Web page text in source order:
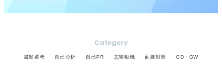
Category
書類選考 自己分析 自己PR 志望動機 面接対策 GD・GW